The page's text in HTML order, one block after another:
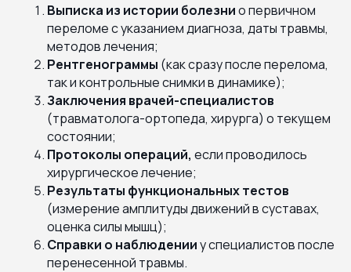
Выписка из истории болезнио первичном
переломе с указанием диагноза, даты травмы,
методов лечения;
Рентгенограммы (как сразу после перелома,
так и контрольные снимки в динамике);
Заключения врачей-специалистов
(травматолога-ортопеда, хирурга) о текущем
состоянии;
Протоколы операций, если проводилось
хирургическое лечение;
Результаты функциональных тестов
(измерение амплитуды движений в суставах,
оценка силы мышц);
Справки о наблюденииу специалистов после
перенесенной травмы.